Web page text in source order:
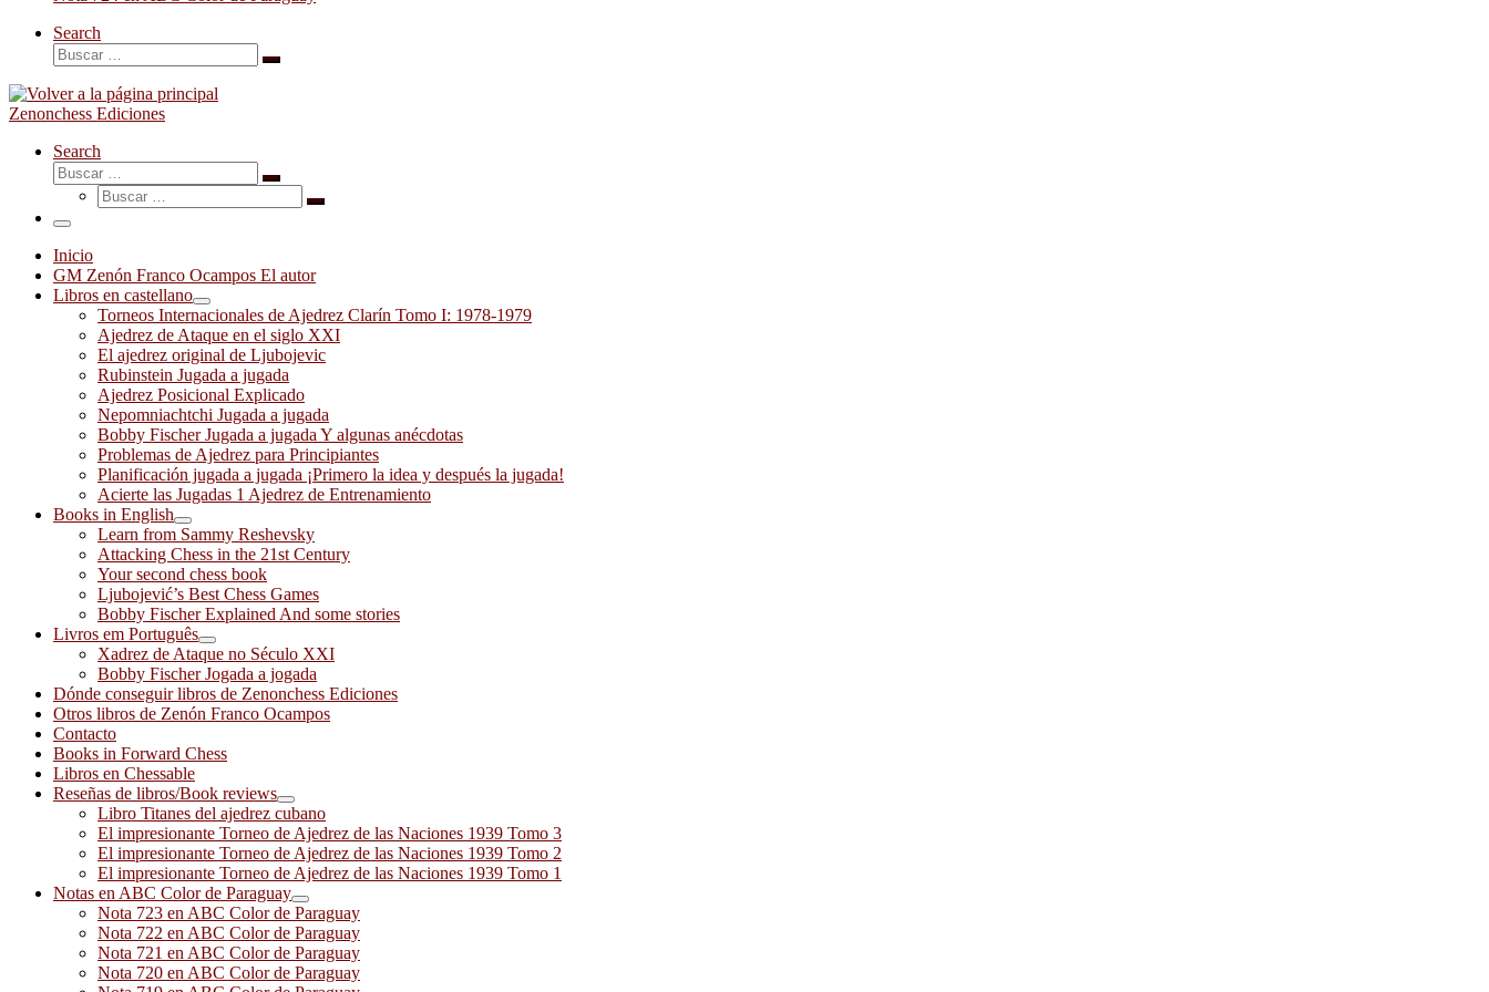
Search
Buscar
Buscar
Zenonchess Ediciones
Search
Buscar
Buscar
Buscar
Buscar
Menú
Inicio
GM Zenón Franco Ocampos El autor
Libros en castellano
Torneos Internacionales de Ajedrez Clarín Tomo I: 1978-1979
Ajedrez de Ataque en el siglo XXI
El ajedrez original de Ljubojevic
Rubinstein Jugada a jugada
Ajedrez Posicional Explicado
Nepomniachtchi Jugada a jugada
Bobby Fischer Jugada a jugada Y algunas anécdotas
Problemas de Ajedrez para Principiantes
Planificación jugada a jugada ¡Primero la idea y después la jugada!
Acierte las Jugadas 1 Ajedrez de Entrenamiento
Books in English
Learn from Sammy Reshevsky
Attacking Chess in the 21st Century
Your second chess book
Ljubojević’s Best Chess Games
Bobby Fischer Explained And some stories
Livros em Português
Xadrez de Ataque no Século XXI
Bobby Fischer Jogada a jogada
Dónde conseguir libros de Zenonchess Ediciones
Otros libros de Zenón Franco Ocampos
Contacto
Books in Forward Chess
Libros en Chessable
Reseñas de libros/Book reviews
Libro Titanes del ajedrez cubano
El impresionante Torneo de Ajedrez de las Naciones 1939 Tomo 3
El impresionante Torneo de Ajedrez de las Naciones 1939 Tomo 2
El impresionante Torneo de Ajedrez de las Naciones 1939 Tomo 1
Notas en ABC Color de Paraguay
Nota 723 en ABC Color de Paraguay
Nota 722 en ABC Color de Paraguay
Nota 721 en ABC Color de Paraguay
Nota 720 en ABC Color de Paraguay